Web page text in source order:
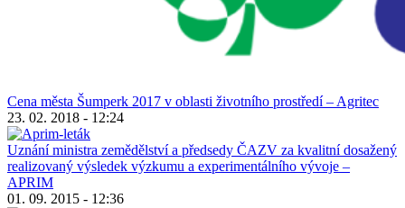
Cena města Šumperk 2017 v oblasti životního prostředí – Agritec
23. 02. 2018 - 12:24
Uznání ministra zemědělství a předsedy ČAZV za kvalitní dosažený
realizovaný výsledek výzkumu a experimentálního vývoje –
APRIM
01. 09. 2015 - 12:36